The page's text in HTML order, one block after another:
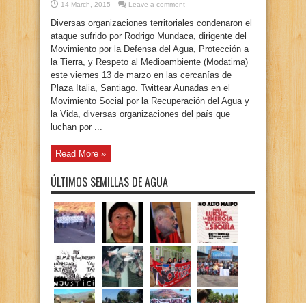
14 March, 2015 Leave a comment
Diversas organizaciones territoriales condenaron el
ataque sufrido por Rodrigo Mundaca, dirigente del
Movimiento por la Defensa del Agua, Protección a
la Tierra, y Respeto al Medioambiente (Modatima)
este viernes 13 de marzo en las cercanías de
Plaza Italia, Santiago. Twittear Aunadas en el
Movimiento Social por la Recuperación del Agua y
la Vida, diversas organizaciones del país que
luchan por ...
Read More »
ÚLTIMOS SEMILLAS DE AGUA